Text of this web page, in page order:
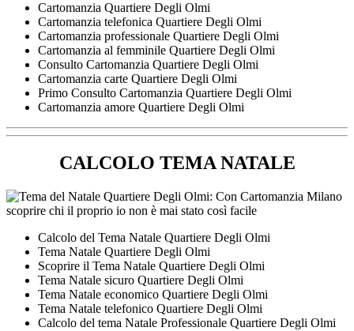
Cartomanzia Quartiere Degli Olmi
Cartomanzia telefonica Quartiere Degli Olmi
Cartomanzia professionale Quartiere Degli Olmi
Cartomanzia al femminile Quartiere Degli Olmi
Consulto Cartomanzia Quartiere Degli Olmi
Cartomanzia carte Quartiere Degli Olmi
Primo Consulto Cartomanzia Quartiere Degli Olmi
Cartomanzia amore Quartiere Degli Olmi
CALCOLO TEMA NATALE
Calcolo del Tema Natale Quartiere Degli Olmi
Tema Natale Quartiere Degli Olmi
Scoprire il Tema Natale Quartiere Degli Olmi
Tema Natale sicuro Quartiere Degli Olmi
Tema Natale economico Quartiere Degli Olmi
Tema Natale telefonico Quartiere Degli Olmi
Calcolo del tema Natale Professionale Quartiere Degli Olmi